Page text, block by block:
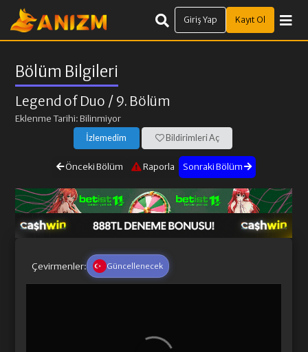
Giriş Yap Kayıt Ol
Bölüm Bilgileri
Legend of Duo / 9. Bölüm
Eklenme Tarihi: Bilinmiyor
İzlemedim Bildirimleri Aç
Önceki Bölüm Raporla Sonraki Bölüm
Çevirmenler: Güncellenecek